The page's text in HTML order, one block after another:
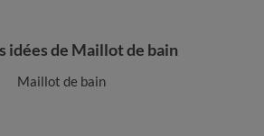
idées de Maillot de bain
Maillot de bain